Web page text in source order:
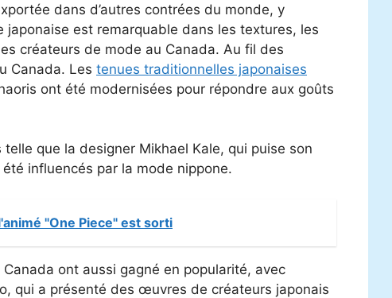
dans d’autres contrées du monde, y
japonaise est remarquable dans les textures, les
créateurs de mode au Canada. Au fil des
Canada. Les tenues traditionnelles japonaises
ont été modernisées pour répondre aux goûts
que la designer Mikhael Kale, qui puise son
influencés par la mode nippone.
"One Piece" est sorti
ont aussi gagné en popularité, avec
qui a présenté des œuvres de créateurs japonais